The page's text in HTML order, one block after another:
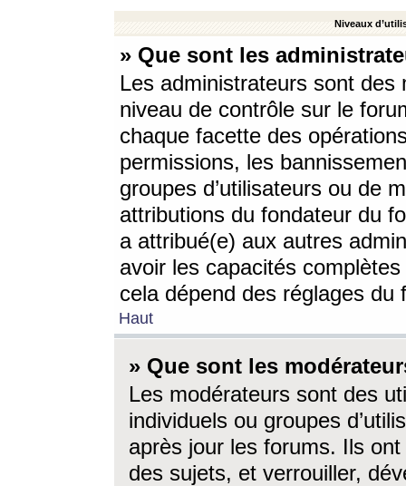
Niveaux
» Que sont les
Les administrateurs sont
niveau de contrôle sur le
chaque facette des
permissions, les
groupes d’utilisateurs ou de
attributions du fondateur du
a attribué(e) aux autres
avoir les capacités
cela dépend des réglages du
Haut
» Que sont les
Les modérateurs sont des
individuels ou groupes
après jour les forums. Ils ont
des sujets, et verrouiller,